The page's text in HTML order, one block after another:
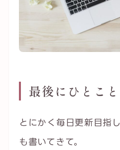
最後にひとこと
とにかく毎日更新目指
も書いてきて。